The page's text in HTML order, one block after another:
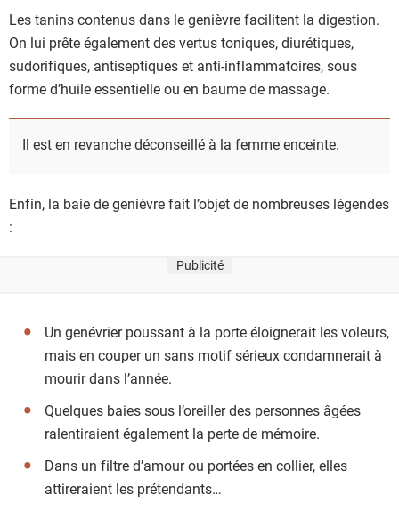
Les tanins contenus dans le genièvre facilitent la digestion.
On lui prête également des vertus toniques, diurétiques,
sudorifiques, antiseptiques et anti-inflammatoires, sous
forme d’huile essentielle ou en baume de massage.
Il est en revanche déconseillé à la femme enceinte.
Enfin, la baie de genièvre fait l’objet de nombreuses légendes
:
Publicité
Un genévrier poussant à la porte éloignerait les voleurs,
mais en couper un sans motif sérieux condamnerait à
mourir dans l’année.
Quelques baies sous l’oreiller des personnes âgées
ralentiraient également la perte de mémoire.
Dans un filtre d’amour ou portées en collier, elles
attireraient les prétendants…